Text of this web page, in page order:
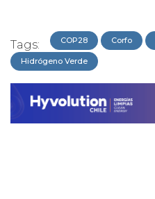
Tags: COP28 Corfo
Hidrógeno Verde